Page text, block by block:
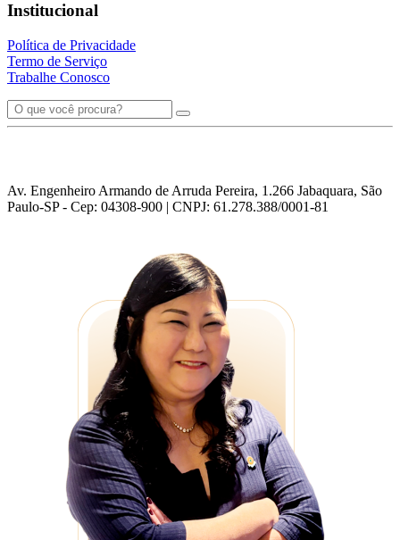
Institucional
Política de Privacidade
Termo de Serviço
Trabalhe Conosco
Av. Engenheiro Armando de Arruda Pereira, 1.266 Jabaquara, São
Paulo-SP - Cep: 04308-900 | CNPJ: 61.278.388/0001-81